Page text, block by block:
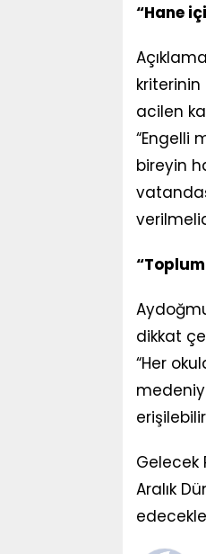
“Hane
acilen
“Engelli
bireyin
dikkat
“Her
Gelecek
Aralık